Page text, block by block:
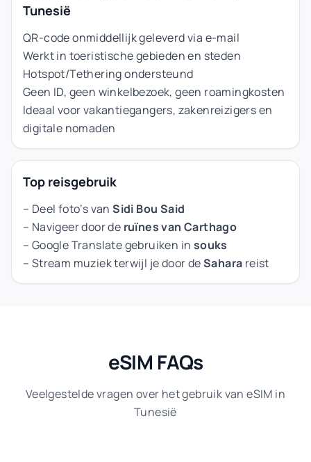
Tunesië
QR-code onmiddellijk geleverd via e-mail
Werkt in toeristische gebieden en steden
Hotspot/Tethering ondersteund
Geen ID, geen winkelbezoek, geen roamingkosten
Ideaal voor vakantiegangers, zakenreizigers en
digitale nomaden
Top reisgebruik
– Deel foto’s vanSidi Bou Said
– Navigeer door de ruïnes van Carthago
– Google Translate gebruiken in souks
– Stream muziek terwijl je door deSahara reist
eSIM FAQs
Veelgestelde vragen over het gebruik van eSIM in
Tunesië